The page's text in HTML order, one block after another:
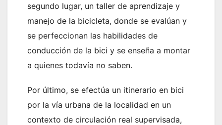
segundo lugar, un taller de aprendizaje y
manejo de la bicicleta, donde se evalúan y
se perfeccionan las habilidades de
conducción de la bici y se enseña a montar
a quienes todavía no saben.
Por último, se efectúa un itinerario en bici
por la vía urbana de la localidad en un
contexto de circulación real supervisada,